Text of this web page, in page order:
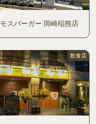
モスバーガー 岡崎稲熊店
飲食店